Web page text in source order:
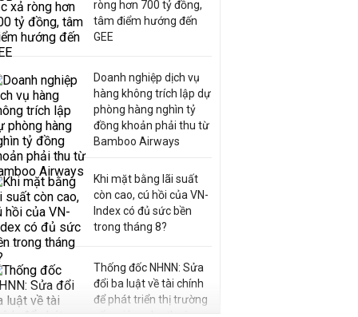
ròng hơn 700 tỷ đồng,
tâm điểm hướng đến
GEE
Doanh nghiệp dịch vụ
hàng không trích lập dự
phòng hàng nghìn tỷ
đồng khoản phải thu từ
Bamboo Airways
Khi mặt bằng lãi suất
còn cao, cú hồi của VN-
Index có đủ sức bền
trong tháng 8?
Thống đốc NHNN: Sửa
đổi ba luật về tài chính
để phát triển thị trường